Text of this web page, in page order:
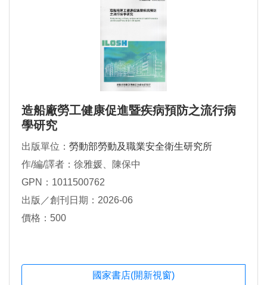
造船廠勞工健康促進暨疾病預防之流行病
學研究
出版單位： 勞動部勞動及職業安全衛生研究所
作/編/譯者：徐雅媛、陳保中
GPN：1011500762
出版／創刊日期：2026-06
價格：500
國家書店(開新視窗)